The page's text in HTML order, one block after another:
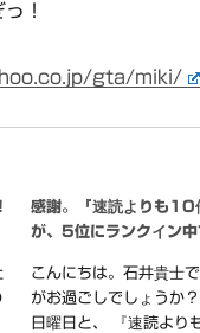
！
gta/miki/
感謝。『速読よりも10
が、5位にランクイン中
こんにちは。石井貴士
がお過ごしでしょうか
日曜日と、 『速読より